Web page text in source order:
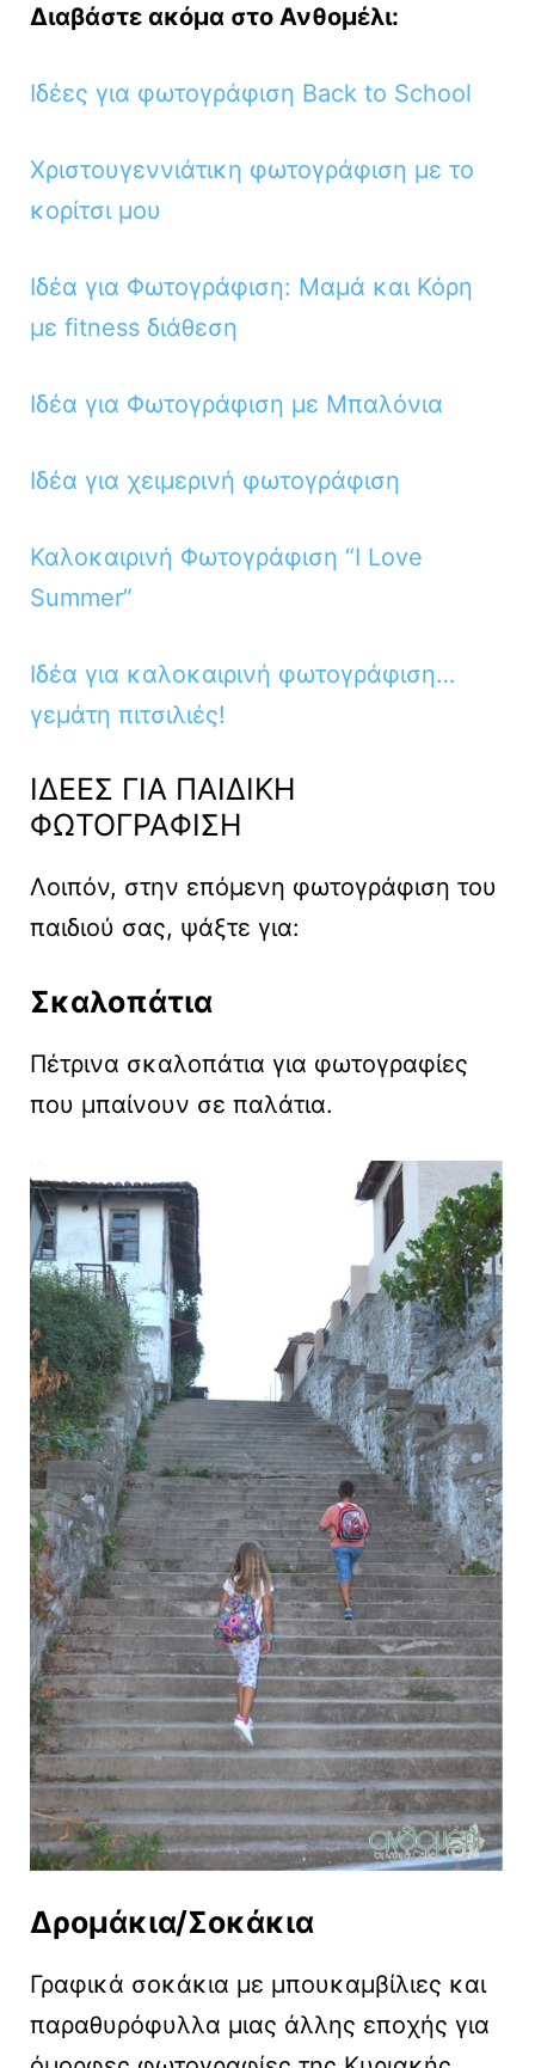
Διαβάστε ακόμα στο Ανθομέλι:
Ιδέες για φωτογράφιση Back to School
Χριστουγεννιάτικη φωτογράφιση με το
κορίτσι μου
Ιδέα για Φωτογράφιση: Μαμά και Κόρη
με fitness διάθεση
Ιδέα για Φωτογράφιση με Μπαλόνια
Ιδέα για χειμερινή φωτογράφιση
Καλοκαιρινή Φωτογράφιση “I Love
Summer”
Ιδέα για καλοκαιρινή φωτογράφιση…
γεμάτη πιτσιλιές!
ΙΔΕΕΣ ΓΙΑ ΠΑΙΔΙΚΗ
ΦΩΤΟΓΡΑΦΙΣΗ
Λοιπόν, στην επόμενη φωτογράφιση του
παιδιού σας, ψάξτε για:
Σκαλοπάτια
Πέτρινα σκαλοπάτια για φωτογραφίες
που μπαίνουν σε παλάτια.
Δρομάκια/Σοκάκια
Γραφικά σοκάκια με μπουκαμβίλιες και
παραθυρόφυλλα μιας άλλης εποχής για